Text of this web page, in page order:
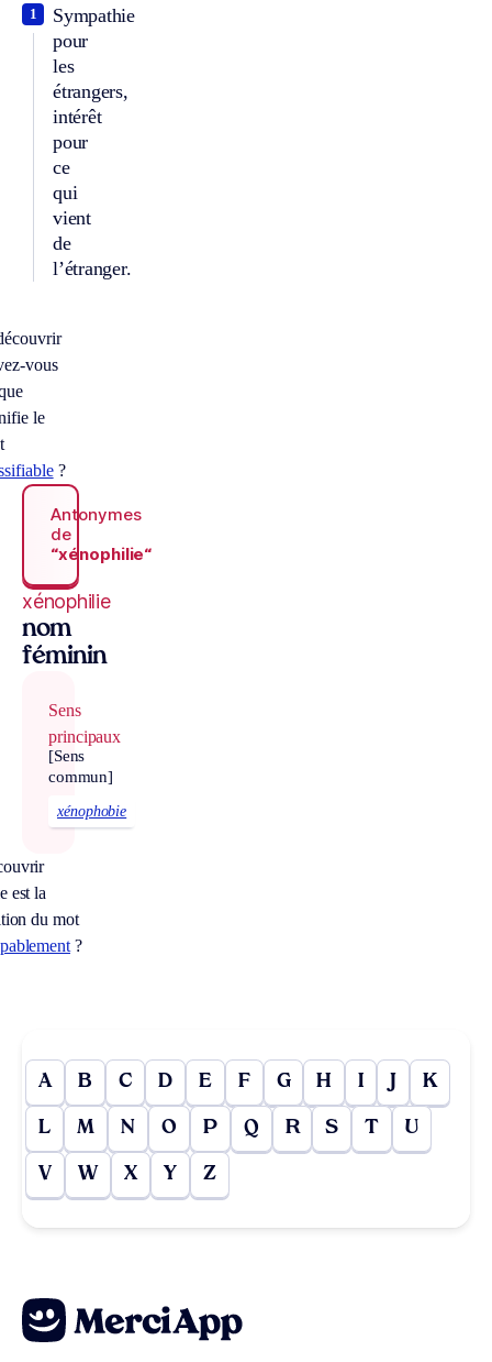
Sympathie
pour
les
étrangers,
intérêt
pour
ce
qui
vient
de
l’étranger.
1
vous
le
?
Antonymes
de
“xénophilie“
xénophilie
nom
féminin
Sens
principaux
[Sens
commun]
xénophobie
est la
du mot
?
A B C D E F G H I J K
L M N O P Q R S T U
V W X Y Z